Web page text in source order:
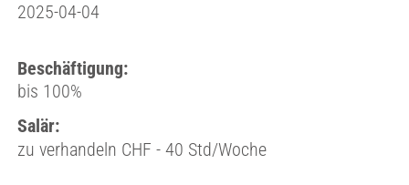
2025-04-04
Beschäftigung:
bis 100%
Salär:
zu verhandeln CHF - 40 Std/Woche